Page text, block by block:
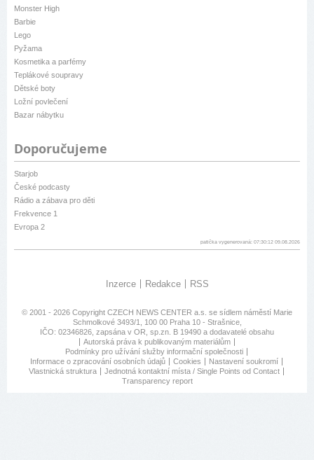
Monster High
Barbie
Lego
Pyžama
Kosmetika a parfémy
Teplákové soupravy
Dětské boty
Ložní povlečení
Bazar nábytku
Doporučujeme
Starjob
České podcasty
Rádio a zábava pro děti
Frekvence 1
Evropa 2
patička vygenerovaná: 07:30:12 09.08.2026
Inzerce Redakce RSS
© 2001 - 2026 Copyright CZECH NEWS CENTER a.s. se sídlem náměstí Marie
Schmolkové 3493/1, 100 00 Praha 10 - Strašnice,
IČO: 02346826, zapsána v OR, sp.zn. B 19490 a dodavatelé obsahu
Autorská práva k publikovaným materiálům
Podmínky pro užívání služby informační společnosti
Informace o zpracování osobních údajů
Cookies
Nastavení soukromí
Vlastnická struktura
Jednotná kontaktní místa / Single Points od Contact
Transparency report